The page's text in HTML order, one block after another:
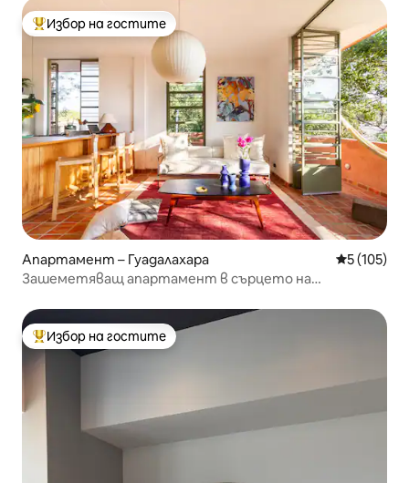
Най-популярен избор на гостите
Избор на гостите
Апартамент – Гуадалахара Средна
5 (105)
Зашеметяващ апартамент в сърцето на
Най-популярен избор на гостите
Избор на гостите